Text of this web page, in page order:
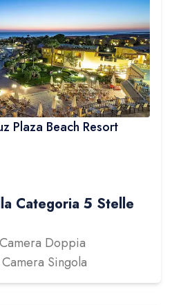
Plaza Beach Resort
Categoria 5 Stelle
Doppia
Singola